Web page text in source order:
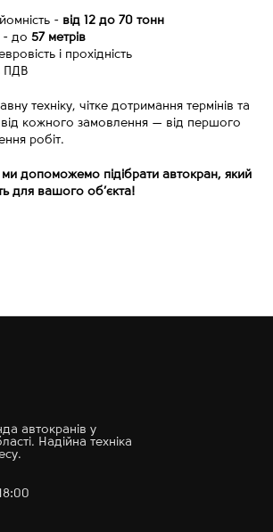
- від 12 до 70 тонн
- до 57 метрів
і прохідність
ПДВ
техніку, чітке дотримання термінів та
кожного замовлення — від першого
робіт.
ми допоможемо підібрати автокран, який
для вашого об’єкта!
автокранів у
Надійна техніка